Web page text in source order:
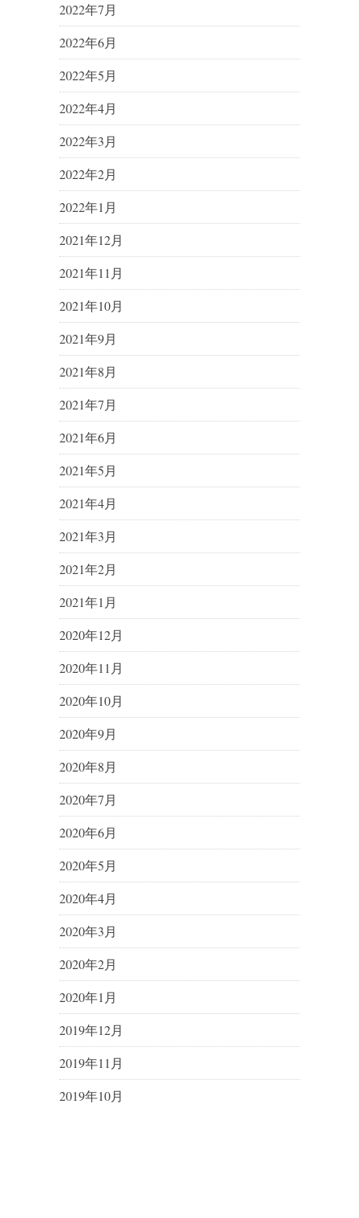
2022年7月
2022年6月
2022年5月
2022年4月
2022年3月
2022年2月
2022年1月
2021年12月
2021年11月
2021年10月
2021年9月
2021年8月
2021年7月
2021年6月
2021年5月
2021年4月
2021年3月
2021年2月
2021年1月
2020年12月
2020年11月
2020年10月
2020年9月
2020年8月
2020年7月
2020年6月
2020年5月
2020年4月
2020年3月
2020年2月
2020年1月
2019年12月
2019年11月
2019年10月